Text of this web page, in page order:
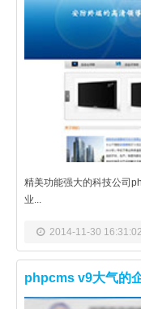
精美功能强大的科技公司
业...
2014-11-30 16:31:02
phpcms v9大气的